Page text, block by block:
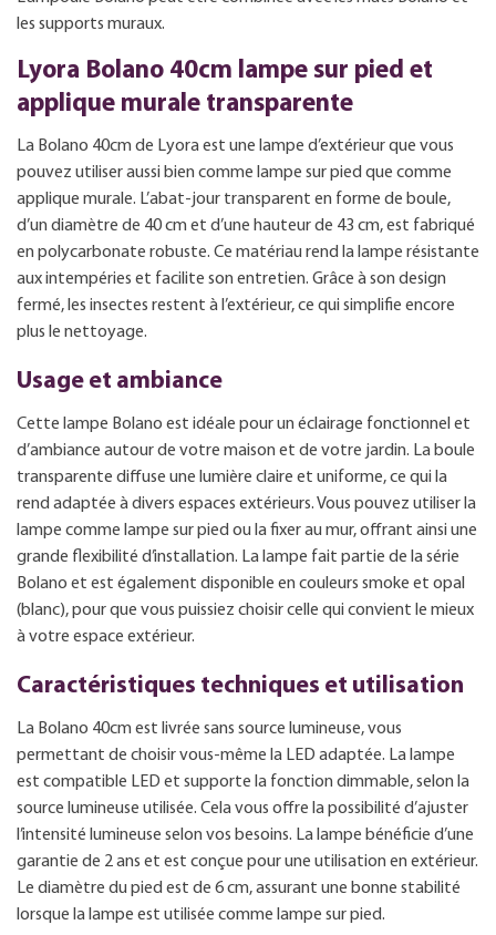
les supports muraux.
Lyora Bolano 40cm lampe sur pied et
applique murale transparente
La Bolano 40cm de Lyora est une lampe d’extérieur que vous
pouvez utiliser aussi bien comme lampe sur pied que comme
applique murale. L’abat-jour transparent en forme de boule,
d’un diamètre de 40 cm et d’une hauteur de 43 cm, est fabriqué
en polycarbonate robuste. Ce matériau rend la lampe résistante
aux intempéries et facilite son entretien. Grâce à son design
fermé, les insectes restent à l’extérieur, ce qui simplifie encore
plus le nettoyage.
Usage et ambiance
Cette lampe Bolano est idéale pour un éclairage fonctionnel et
d’ambiance autour de votre maison et de votre jardin. La boule
transparente diffuse une lumière claire et uniforme, ce qui la
rend adaptée à divers espaces extérieurs. Vous pouvez utiliser la
lampe comme lampe sur pied ou la fixer au mur, offrant ainsi une
grande flexibilité d’installation. La lampe fait partie de la série
Bolano et est également disponible en couleurs smoke et opal
(blanc), pour que vous puissiez choisir celle qui convient le mieux
à votre espace extérieur.
Caractéristiques techniques et utilisation
La Bolano 40cm est livrée sans source lumineuse, vous
permettant de choisir vous-même la LED adaptée. La lampe
est compatible LED et supporte la fonction dimmable, selon la
source lumineuse utilisée. Cela vous offre la possibilité d’ajuster
l’intensité lumineuse selon vos besoins. La lampe bénéficie d’une
garantie de 2 ans et est conçue pour une utilisation en extérieur.
Le diamètre du pied est de 6 cm, assurant une bonne stabilité
lorsque la lampe est utilisée comme lampe sur pied.